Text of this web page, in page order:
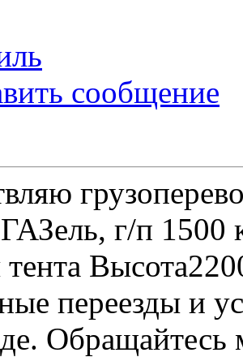
сообщение
г/п 1500
тента
переезды и